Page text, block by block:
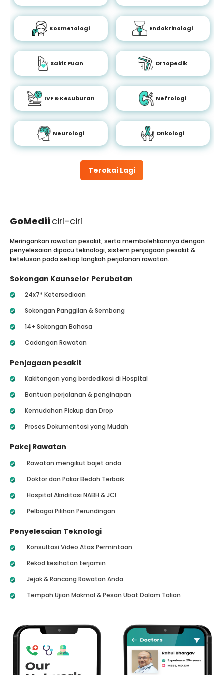
Terokai Lagi
Kosmetologi Endokrinologi
Sakit Puan Ortopedik
IVF & Kesuburan Nefrologi
Neurologi Onkologi
GoMedii ciri-ciri
Meringankan rawatan pesakit, serta membolehkannya dengan
penyelesaian dipacu teknologi, sistem penjagaan pesakit &
ketelusan pada setiap langkah perjalanan rawatan.
Sokongan Kaunselor Perubatan
24x7* Ketersediaan
Sokongan Panggilan & Sembang
14+ Sokongan Bahasa
Cadangan Rawatan
Penjagaan pesakit
Kakitangan yang berdedikasi di Hospital
Bantuan perjalanan & penginapan
Kemudahan Pickup dan Drop
Proses Dokumentasi yang Mudah
Pakej Rawatan
Rawatan mengikut bajet anda
Doktor dan Pakar Bedah Terbaik
Hospital Akriditasi NABH & JCI
Pelbagai Pilihan Perundingan
Penyelesaian Teknologi
Konsultasi Video Atas Permintaan
Rekod kesihatan terjamin
Jejak & Rancang Rawatan Anda
Tempah Ujian Makmal & Pesan Ubat Dalam Talian